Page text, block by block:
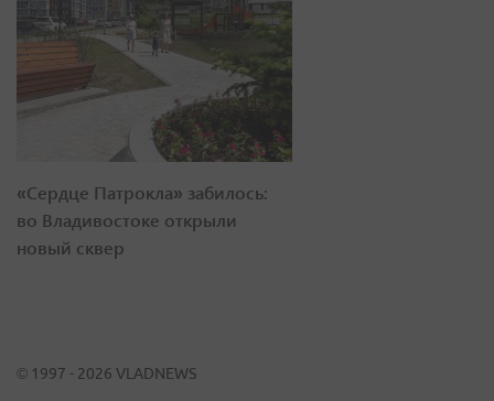
«Сердце Патрокла» забилось:
во Владивостоке открыли
новый сквер
© 1997 - 2026 VLADNEWS